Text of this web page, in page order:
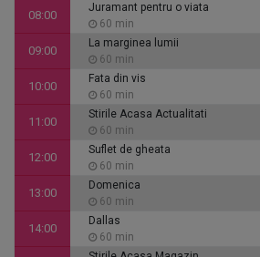
08:00
Juramant pentru o viata
60 min
09:00
La marginea lumii
60 min
10:00
Fata din vis
60 min
11:00
Stirile Acasa Actualitati
60 min
12:00
Suflet de gheata
60 min
13:00
Domenica
60 min
14:00
Dallas
60 min